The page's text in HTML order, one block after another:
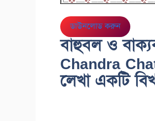
ডাউনলোড করুন
বাহুবল ও
Chandra
লেখা একটি